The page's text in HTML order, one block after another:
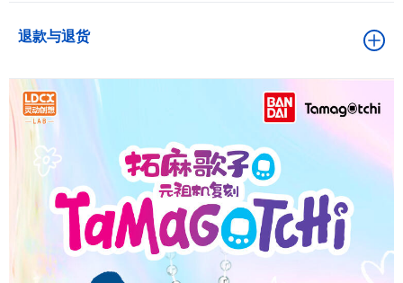
退款与退货